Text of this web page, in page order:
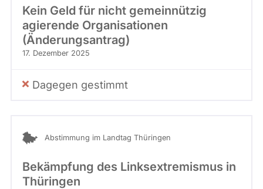
Kein Geld für nicht gemeinnützig
agierende Organisationen
(Änderungsantrag)
17. Dezember 2025
Dagegen gestimmt
Abstimmung im Landtag Thüringen
Bekämpfung des Linksextremismus in
Thüringen